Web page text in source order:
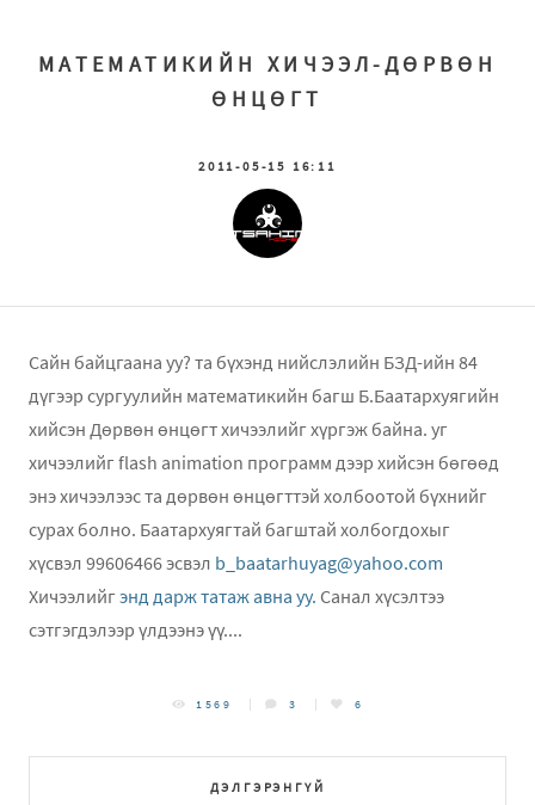
МАТЕМАТИКИЙН ХИЧЭЭЛ-ДӨРВӨН
ӨНЦӨГТ
2011-05-15 16:11
Сайн байцгаана уу? та бүхэнд нийслэлийн БЗД-ийн 84
дүгээр сургуулийн математикийн багш Б.Баатархуягийн
хийсэн Дөрвөн өнцөгт хичээлийг хүргэж байна. уг
хичээлийг flash animation программ дээр хийсэн бөгөөд
энэ хичээлээс та дөрвөн өнцөгттэй холбоотой бүхнийг
сурах болно. Баатархуягтай багштай холбогдохыг
хүсвэл 99606466 эсвэл b_baatarhuyag@yahoo.com
Хичээлийгэнд дарж татаж авна уу. Санал хүсэлтээ
сэтгэгдэлээр үлдээнэ үү....
ДЭЛГЭРЭНГҮЙ
1569 3 6